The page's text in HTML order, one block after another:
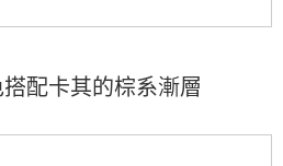
配卡其的棕系漸層